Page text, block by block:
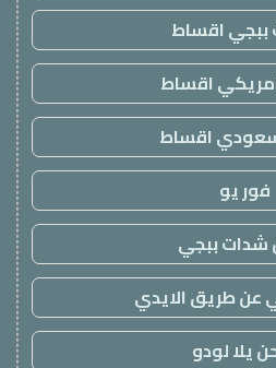
اقساط
امريكي اقساط
سعودي اقساط
فور يو
ببجي
عن طريق الايدي
يلا لودو